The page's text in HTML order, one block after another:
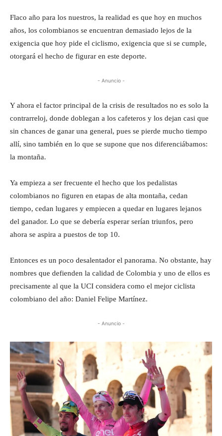
Flaco año para los nuestros, la realidad es que hoy en muchos
años, los colombianos se encuentran demasiado lejos de la
exigencia que hoy pide el ciclismo, exigencia que si se cumple,
otorgará el hecho de figurar en este deporte.
- Anuncio -
Y ahora el factor principal de la crisis de resultados no es solo la
contrarreloj, donde doblegan a los cafeteros y los dejan casi que
sin chances de ganar una general, pues se pierde mucho tiempo
allí, sino también en lo que se supone que nos diferenciábamos:
la montaña.
Ya empieza a ser frecuente el hecho que los pedalistas
colombianos no figuren en etapas de alta montaña, cedan
tiempo, cedan lugares y empiecen a quedar en lugares lejanos
del ganador. Lo que se debería esperar serían triunfos, pero
ahora se aspira a puestos de top 10.
Entonces es un poco desalentador el panorama. No obstante, hay
nombres que defienden la calidad de Colombia y uno de ellos es
precisamente al que la UCI considera como el mejor ciclista
colombiano del año: Daniel Felipe Martínez.
- Anuncio -